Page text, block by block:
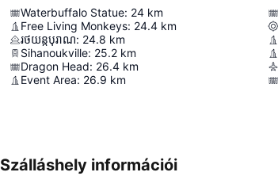
Waterbuffalo Statue: 24 km
Free Living Monkeys: 24.4 km
រថយន្តបុរាណ: 24.8 km
Sihanoukville: 25.2 km
Dragon Head: 26.4 km
Event Area: 26.9 km
Szálláshely információi